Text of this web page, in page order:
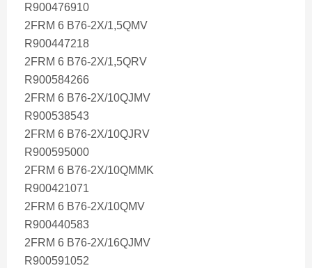
R900476910
2FRM 6 B76-2X/1,5QMV
R900447218
2FRM 6 B76-2X/1,5QRV
R900584266
2FRM 6 B76-2X/10QJMV
R900538543
2FRM 6 B76-2X/10QJRV
R900595000
2FRM 6 B76-2X/10QMMK
R900421071
2FRM 6 B76-2X/10QMV
R900440583
2FRM 6 B76-2X/16QJMV
R900591052